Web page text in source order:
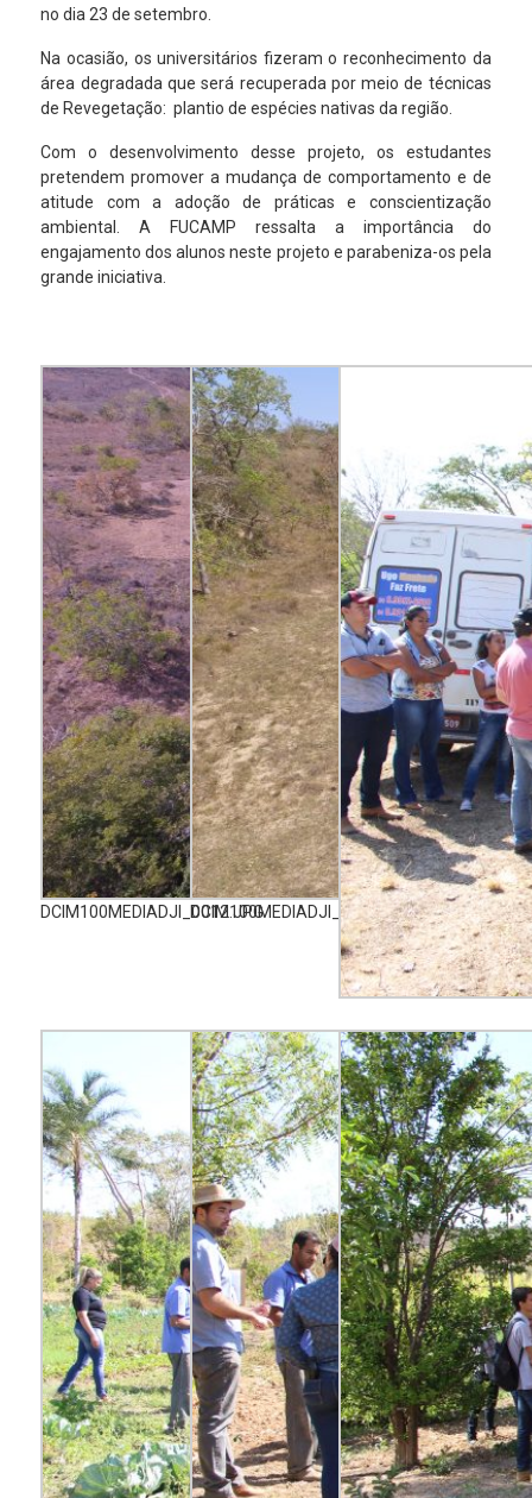
no dia 23 de setembro.
Na ocasião, os universitários fizeram o reconhecimento da
área degradada que será recuperada por meio de técnicas
de Revegetação: plantio de espécies nativas da região.
Com o desenvolvimento desse projeto, os estudantes
pretendem promover a mudança de comportamento e de
atitude com a adoção de práticas e conscientização
ambiental. A FUCAMP ressalta a importância do
engajamento dos alunos neste projeto e parabeniza-os pela
grande iniciativa.
DCIM100MEDIADJI_0012.JPGDCIM100MEDIADJI_0019.JPG